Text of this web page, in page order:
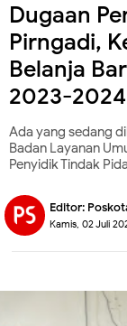
Dugaan
Pirngadi,
Belanja
2023-2024
Ada yang sedang
Badan Layanan
Penyidik Tindak
Editor:
Kamis, 02 Juli